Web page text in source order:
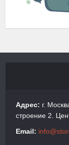
Адрес: г.
строение 2.
Email: